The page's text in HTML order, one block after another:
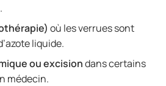
où les verrues sont
liquide.
ou excisiondans certains
médecin.